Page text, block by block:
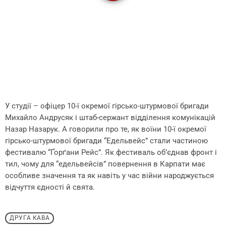
У студії – офіцер 10-ї окремої гірсько-штурмової бригади
Михайло Андрусяк і штаб-сержант відділення комунікацій
Назар Назарук. А говорили про те, як воїни 10-ї окремої
гірсько-штурмової бригади “Едельвейс” стали частиною
фестивалю “Ґорґани Рейс”. Як фестиваль об’єднав фронт і
тил, чому для “едельвейсів” повернення в Карпати має
особливе значення та як навіть у час війни народжується
відчуття єдності й свята.
ДРУГА КАВА